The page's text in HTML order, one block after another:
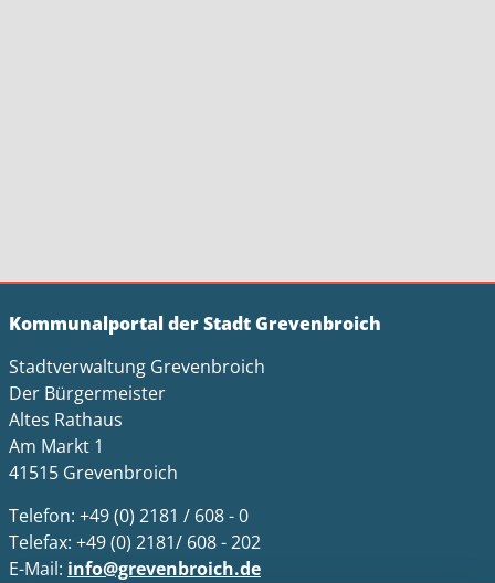
Kommunalportal der Stadt Grevenbroich
Stadtverwaltung Grevenbroich
Der Bürgermeister
Altes Rathaus
Am Markt 1
41515 Grevenbroich
Telefon: +49 (0) 2181 / 608 - 0
Telefax: +49 (0) 2181/ 608 - 202
E-Mail: info@grevenbroich.de